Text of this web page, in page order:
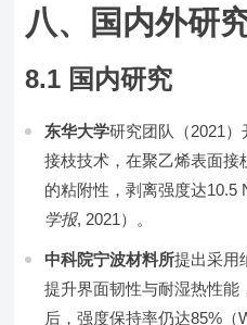
八、国内外研
8.1 国内研究
东华大学研究团队（2021
接枝技术，在聚乙烯表面
的粘附性，剥离强度达10.5
学报, 2021）。
中科院宁波材料所提出采用
提升界面韧性与耐湿热性能
后，强度保持率仍达85%（